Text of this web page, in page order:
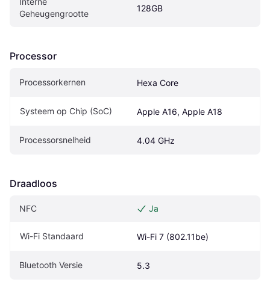
Geheugengrootte
128GB
Processor
Processorkernen Hexa Core
Systeem op Chip (SoC) Apple A16, Apple A18
Processorsnelheid 4.04 GHz
Draadloos
NFC Ja
Wi-Fi Standaard Wi-Fi 7 (802.11be)
Bluetooth Versie 5.3